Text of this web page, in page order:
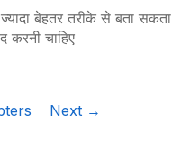
बेहतर तरीके से बता सकता
करनी चाहिए
Next →